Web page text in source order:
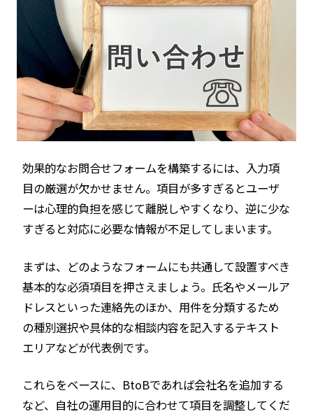
効果的なお問合せフォームを構築するには、入力項
目の厳選が欠かせません。項目が多すぎるとユーザ
ーは心理的負担を感じて離脱しやすくなり、逆に少な
すぎると対応に必要な情報が不足してしまいます。
まずは、どのようなフォームにも共通して設置すべき
基本的な必須項目を押さえましょう。氏名やメールア
ドレスといった連絡先のほか、用件を分類するため
の種別選択や具体的な相談内容を記入するテキスト
エリアなどが代表例です。
これらをベースに、BtoBであれば会社名を追加する
など、自社の運用目的に合わせて項目を調整してくだ